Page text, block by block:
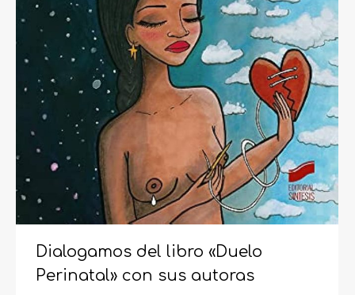
Dialogamos del libro «Duelo
Perinatal» con sus autoras